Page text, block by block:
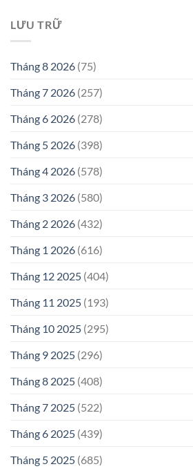
LƯU TRỮ
Tháng 8 2026 (75)
Tháng 7 2026 (257)
Tháng 6 2026 (278)
Tháng 5 2026 (398)
Tháng 4 2026 (578)
Tháng 3 2026 (580)
Tháng 2 2026 (432)
Tháng 1 2026 (616)
Tháng 12 2025 (404)
Tháng 11 2025 (193)
Tháng 10 2025 (295)
Tháng 9 2025 (296)
Tháng 8 2025 (408)
Tháng 7 2025 (522)
Tháng 6 2025 (439)
Tháng 5 2025 (685)